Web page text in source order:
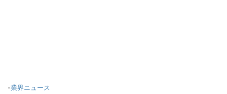
-業界ニュース